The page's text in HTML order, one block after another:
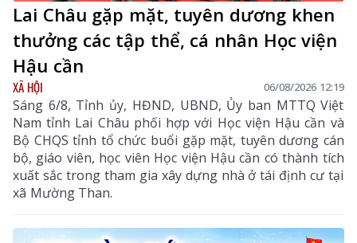
Lai Châu gặp mặt, tuyên dương khen
thưởng các tập thể, cá nhân Học viện
Hậu cần
XÃ HỘI 06/08/2026 12:19
Sáng 6/8, Tỉnh ủy, HĐND, UBND, Ủy ban MTTQ Việt
Nam tỉnh Lai Châu phối hợp với Học viện Hậu cần và
Bộ CHQS tỉnh tổ chức buổi gặp mặt, tuyên dương cán
bộ, giáo viên, học viên Học viện Hậu cần có thành tích
xuất sắc trong tham gia xây dựng nhà ở tái định cư tại
xã Mường Than.